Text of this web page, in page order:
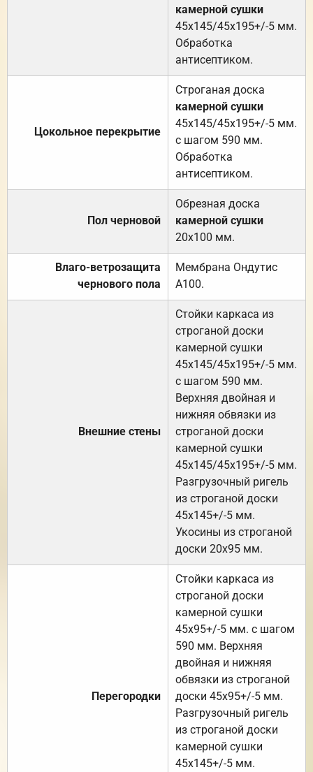
камерной сушки
45х145/45х195+/-5 мм.
Обработка
антисептиком.
Цокольное перекрытие
Строганая доска
камерной сушки
45х145/45х195+/-5 мм.
с шагом 590 мм.
Обработка
антисептиком.
Пол черновой
Обрезная доска
камерной сушки
20х100 мм.
Влаго-ветрозащита
чернового пола
Мембрана Ондутис
А100.
Внешние стены
Стойки каркаса из
строганой доски
камерной сушки
45х145/45х195+/-5 мм.
с шагом 590 мм.
Верхняя двойная и
нижняя обвязки из
строганой доски
камерной сушки
45х145/45х195+/-5 мм.
Разгрузочный ригель
из строганой доски
45х145+/-5 мм.
Укосины из строганой
доски 20х95 мм.
Перегородки
Стойки каркаса из
строганой доски
камерной сушки
45х95+/-5 мм. с шагом
590 мм. Верхняя
двойная и нижняя
обвязки из строганой
доски 45х95+/-5 мм.
Разгрузочный ригель
из строганой доски
камерной сушки
45х145+/-5 мм.